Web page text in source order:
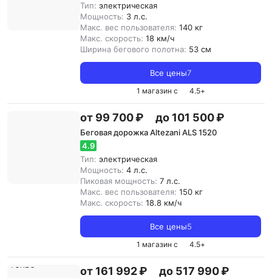
Тип: электрическая
Мощность: 3 л.с.
Макс. вес пользователя: 140 кг
Макс. скорость: 18 км/ч
Ширина бегового полотна: 53 см
Все цены7
1 магазин с 4.5+
от 99 700 ₽ до 101 500 ₽
Беговая дорожка Altezani ALS 1520
4.9
Тип: электрическая
Мощность: 4 л.с.
Пиковая мощность: 7 л.с.
Макс. вес пользователя: 150 кг
Макс. скорость: 18.8 км/ч
Все цены5
1 магазин с 4.5+
от 161 992 ₽ до 517 990 ₽